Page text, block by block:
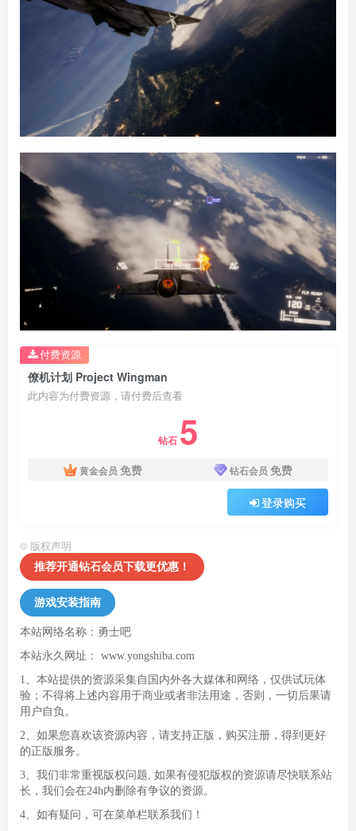
僚机计划 Project Wingman
此内容为付费资源，请付费后查看
钻石 5
黄金会员 免费 钻石会员 免费
登录购买
付费资源
© 版权声明
推荐开通钻石会员下载更优惠！
游戏安装指南
本站网络名称：勇士吧
本站永久网址： www.yongshiba.com
1、本站提供的资源采集自国内外各大媒体和网络，仅供试玩体
验；不得将上述内容用于商业或者非法用途，否则，一切后果请
用户自负。
2、如果您喜欢该资源内容，请支持正版，购买注册，得到更好
的正版服务。
3、我们非常重视版权问题, 如果有侵犯版权的资源请尽快联系站
长，我们会在24h内删除有争议的资源。
4、如有疑问，可在菜单栏联系我们！